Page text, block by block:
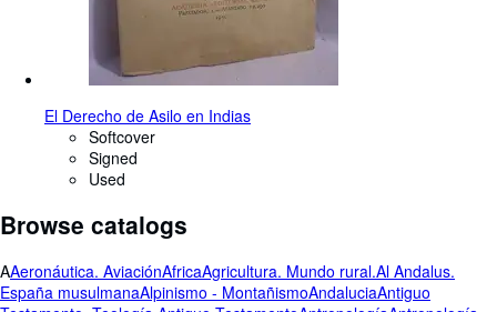
El Derecho de Asilo en Indias
Softcover
Signed
Used
Browse catalogs
AAeronáutica. AviaciónAfricaAgricultura. Mundo rural.Al Andalus.
España musulmanaAlpinismo - MontañismoAndaluciaAntiguo